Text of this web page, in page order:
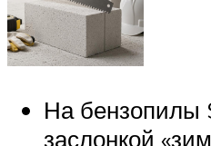
На бензопилы
заслонкой